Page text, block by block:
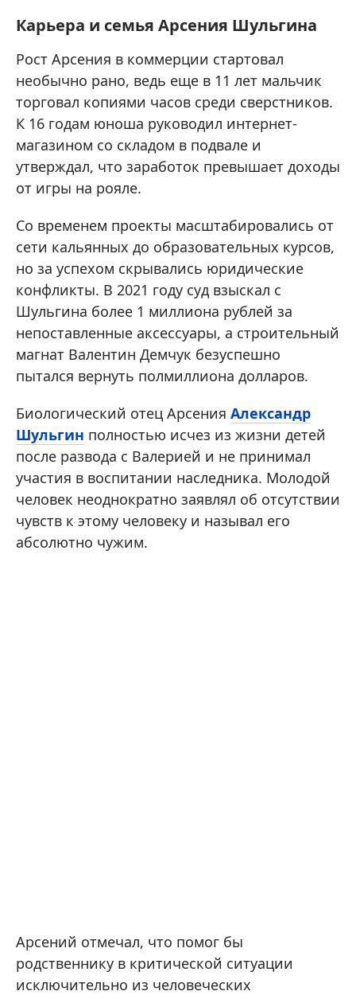
Карьера и семья Арсения Шульгина
Рост Арсения в коммерции стартовал
необычно рано, ведь еще в 11 лет мальчик
торговал копиями часов среди сверстников.
К 16 годам юноша руководил интернет-
магазином со складом в подвале и
утверждал, что заработок превышает доходы
от игры на рояле.
Со временем проекты масштабировались от
сети кальянных до образовательных курсов,
но за успехом скрывались юридические
конфликты. В 2021 году суд взыскал с
Шульгина более 1 миллиона рублей за
непоставленные аксессуары, а строительный
магнат Валентин Демчук безуспешно
пытался вернуть полмиллиона долларов.
Биологический отец Арсения Александр
Шульгин полностью исчез из жизни детей
после развода с Валерией и не принимал
участия в воспитании наследника. Молодой
человек неоднократно заявлял об отсутствии
чувств к этому человеку и называл его
абсолютно чужим.
Арсений отмечал, что помог бы
родственнику в критической ситуации
исключительно из человеческих